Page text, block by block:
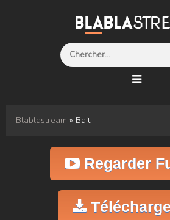
Blablastream » Bait
Regarder